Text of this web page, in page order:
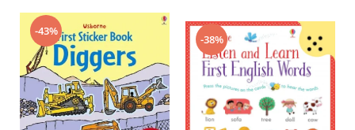
-43%
-38%